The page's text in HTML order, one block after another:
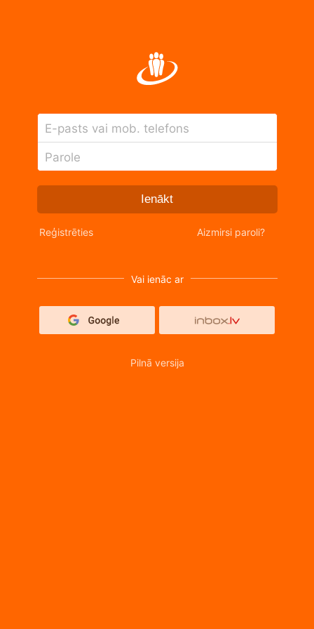
E-pasts vai mob. telefons
Parole
Ienākt
Reģistrēties Aizmirsi paroli?
Vai ienāc ar
Pilnā versija